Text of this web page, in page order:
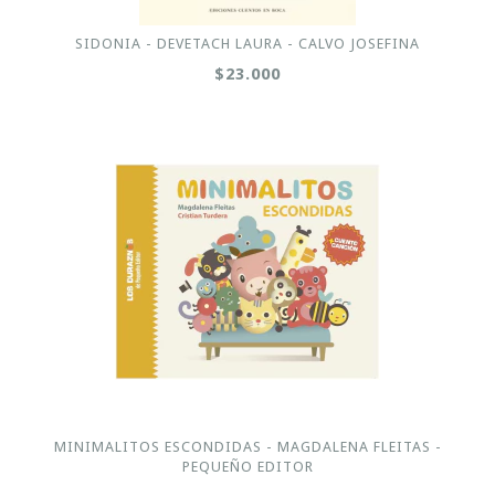
SIDONIA - DEVETACH LAURA - CALVO JOSEFINA
$23.000
MINIMALITOS ESCONDIDAS - MAGDALENA FLEITAS -
PEQUEÑO EDITOR